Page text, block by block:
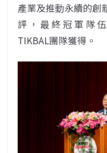
產業及推動永續的創
評，最終冠軍隊
TIKBAL團隊獲得。